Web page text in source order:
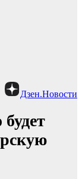
Дзен.Новости